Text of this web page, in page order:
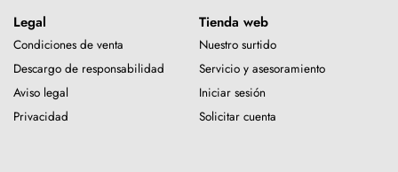
Legal
Condiciones de venta
Descargo de responsabilidad
Aviso legal
Privacidad
Tienda web
Nuestro surtido
Servicio y asesoramiento
Iniciar sesión
Solicitar cuenta